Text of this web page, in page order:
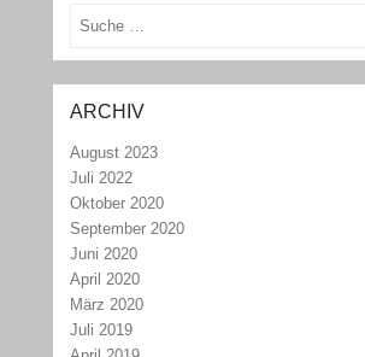
Suchen
ARCHIV
August 2023
Juli 2022
Oktober 2020
September 2020
Juni 2020
April 2020
März 2020
Juli 2019